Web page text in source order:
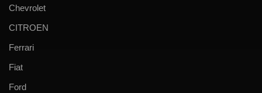
Chevrolet
CITROEN
Ferrari
Fiat
Ford